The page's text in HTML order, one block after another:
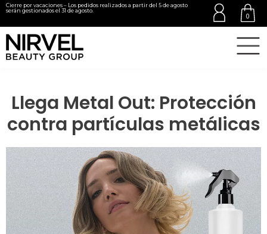
Cierre por vacaciones – Los pedidos realizados a partir del 5 de agosto
serán gestionados el 31 de agosto.
0
Llega Metal Out: Protección
contra partículas metálicas